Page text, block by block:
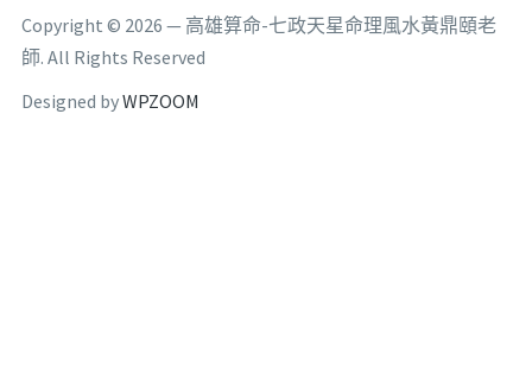
Copyright © 2026 — 高雄算命-七政天星命理風水黃鼎頤老
師. All Rights Reserved
Designed byWPZOOM